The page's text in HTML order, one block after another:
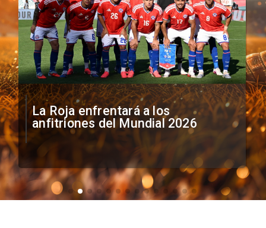
La Roja enfrentará a los
anfitriones del Mundial 2026